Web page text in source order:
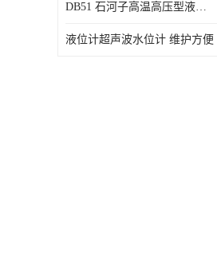
DB51 石河子高温高压型液位变送器 性能稳定
液位计超声波水位计 维护方便